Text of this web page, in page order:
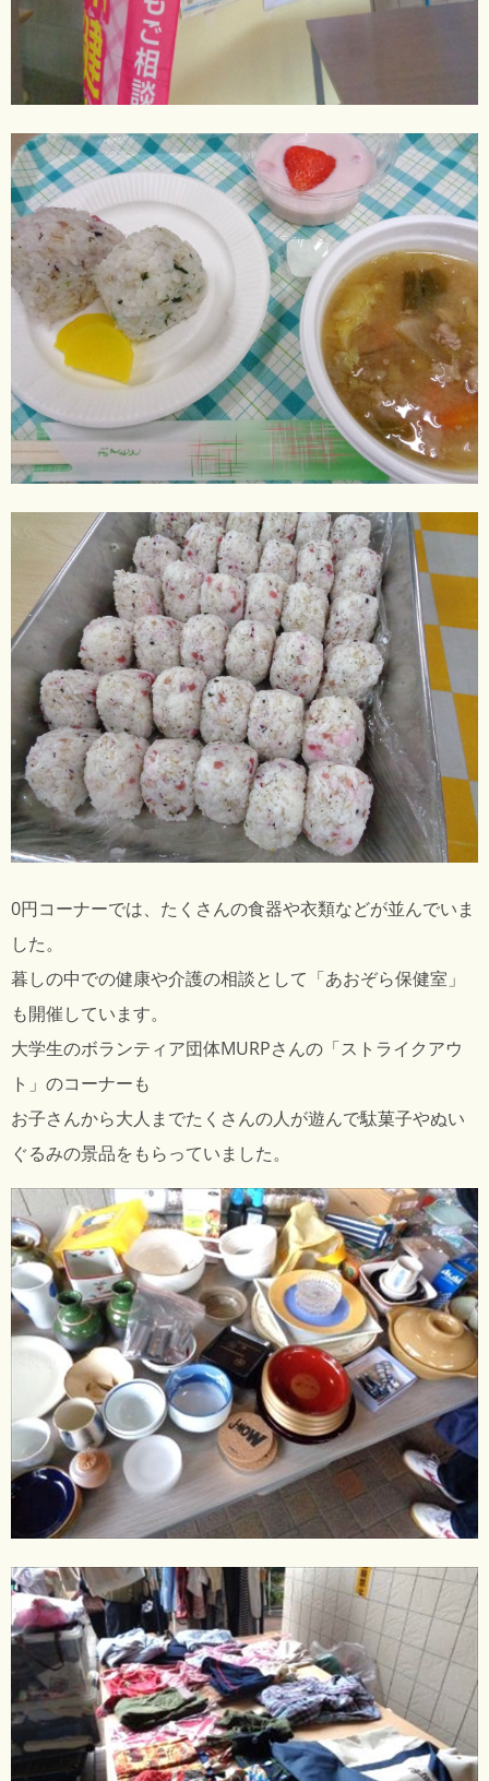
0円コーナーでは、たくさんの食器や衣類などが並んでいま
した。
暮しの中での健康や介護の相談として「あおぞら保健室」
も開催しています。
大学生のボランティア団体MURPさんの「ストライクアウ
ト」のコーナーも
お子さんから大人までたくさんの人が遊んで駄菓子やぬい
ぐるみの景品をもらっていました。